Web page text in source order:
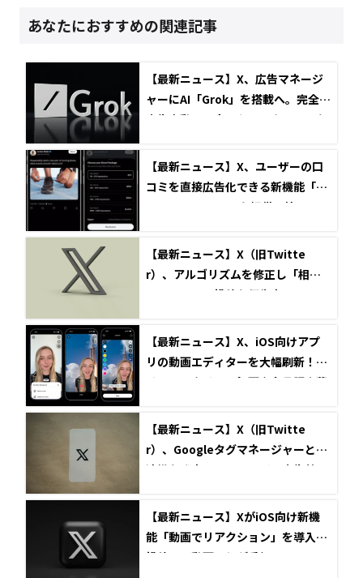
あなたにおすすめの関連記事
【最新ニュース】X、広告マネージ
ャーにAI「Grok」を搭載へ。完全な
広告自動化に向けたベータテストを
【最新ニュース】X、ユーザーの口
コミを直接広告化できる新機能「M
ention Boosts」を提供開始
【最新ニュース】X（旧Twitte
r）、アルゴリズムを修正し「相互
フォロー」の投稿を優先表示へ
【最新ニュース】X、iOS向けアプ
リの動画エディターを大幅刷新！グ
リーンスクリーン録画や多言語字幕
【最新ニュース】X（旧Twitte
r）、Googleタグマネージャーとの
連携を発表！ノーコードで広告効果
【最新ニュース】XがiOS向け新機
能「動画でリアクション」を導入！
投稿への動画返信が手軽に